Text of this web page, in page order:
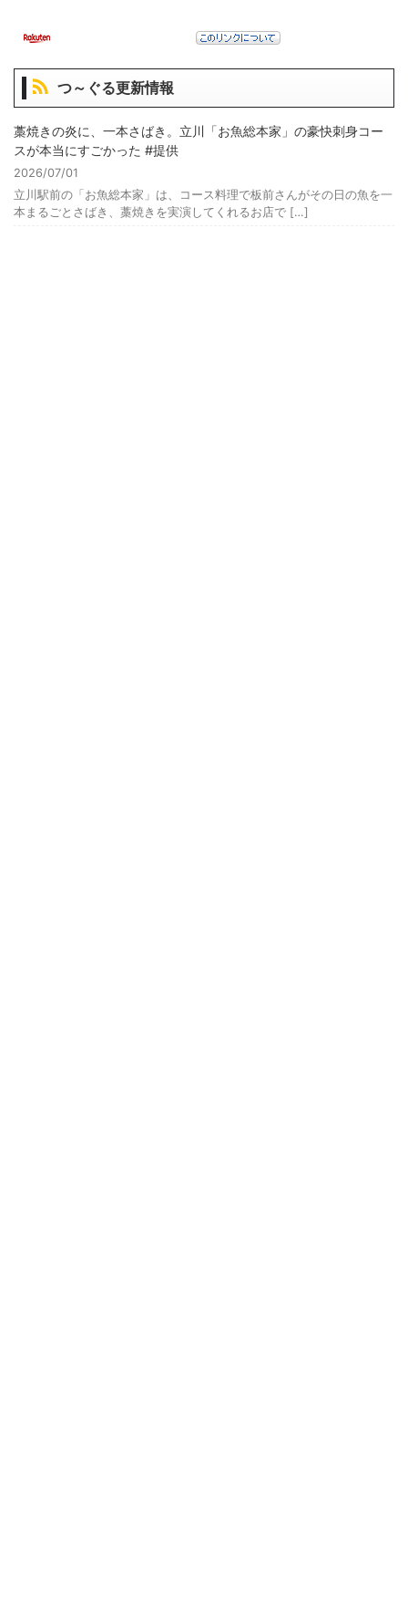
つ～ぐる更新情報
藁焼きの炎に、一本さばき。立川「お魚総本家」の豪快刺身コー
スが本当にすごかった #提供
2026/07/01
立川駅前の「お魚総本家」は、コース料理で板前さんがその日の魚を一
本まるごとさばき、藁焼きを実演してくれるお店で […]